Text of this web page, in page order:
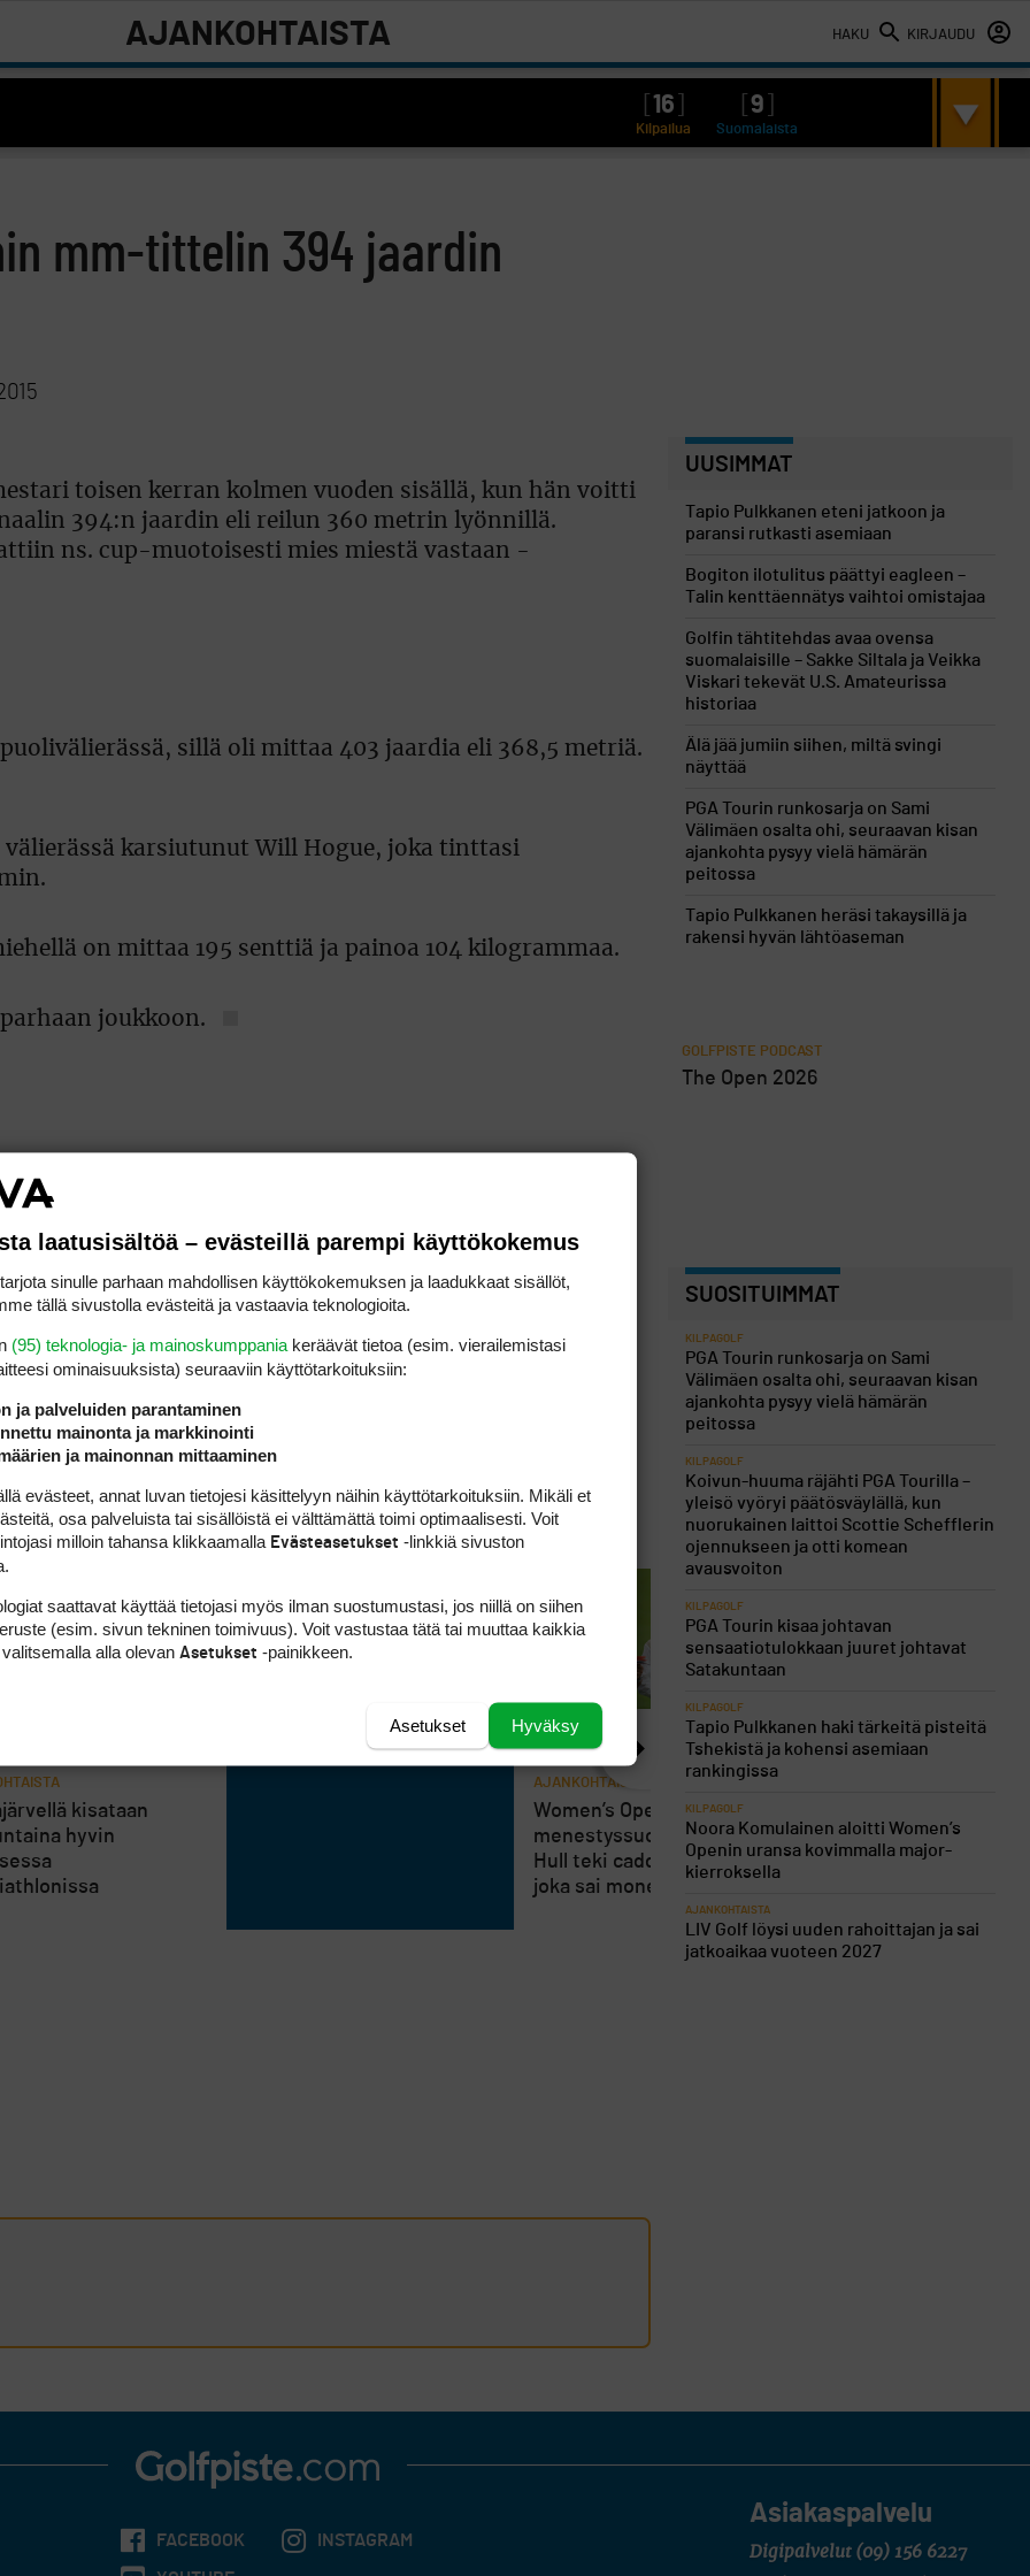
HAKU KIRJAUDU
AJANKOHTAISTA
16 9
Kilpailua Suomalaista
mm-tittelin 394 jaardin
toisen kerran kolmen vuoden sisällä, kun hän voitti
394:n jaardin eli reilun 360 metrin lyönnillä.
ns. cup-muotoisesti mies miestä vastaan -
sillä oli mittaa 403 jaardia eli 368,5 metriä.
karsiutunut Will Hogue, joka tinttasi
on mittaa 195 senttiä ja painoa 104 kilogrammaa.
joukkoon.
kisataan
hyvin
AJANKOHTAISTA
Women’s Openin
menestyssuosikki Charley
Hull teki caddielleen pilan,
joka sai monet suuttumaan
Short Course SM-
kärsivät osallistujien
UUSIMMAT
Tapio Pulkkanen eteni jatkoon ja
paransi rutkasti asemiaan
Bogiton ilotulitus päättyi eagleen –
Talin kenttäennätys vaihtoi omistajaa
Golfin tähtitehdas avaa ovensa
suomalaisille – Sakke Siltala ja Veikka
Viskari tekevät U.S. Amateurissa
historiaa
Älä jää jumiin siihen, miltä svingi
näyttää
PGA Tourin runkosarja on Sami
Välimäen osalta ohi, seuraavan kisan
ajankohta pysyy vielä hämärän
peitossa
Tapio Pulkkanen heräsi takaysillä ja
rakensi hyvän lähtöaseman
GOLFPISTE PODCAST
The Open 2026
SUOSITUIMMAT
KILPAGOLF
PGA Tourin runkosarja on Sami
Välimäen osalta ohi, seuraavan kisan
ajankohta pysyy vielä hämärän
peitossa
KILPAGOLF
Koivun-huuma räjähti PGA Tourilla –
yleisö vyöryi päätösväylällä, kun
nuorukainen laittoi Scottie Schefflerin
ojennukseen ja otti komean
avausvoiton
KILPAGOLF
PGA Tourin kisaa johtavan
sensaatiotulokkaan juuret johtavat
Satakuntaan
KILPAGOLF
Tapio Pulkkanen haki tärkeitä pisteitä
Tshekistä ja kohensi asemiaan
rankingissa
KILPAGOLF
Noora Komulainen aloitti Women’s
Openin uransa kovimmalla major-
kierroksella
AJANKOHTAISTA
LIV Golf löysi uuden rahoittajan ja sai
jatkoaikaa vuoteen 2027
Asiakaspalvelu
Digipalvelut (09) 156 6227
FACEBOOK INSTAGRAM
laatusisältöä – evästeillä parempi käyttökokemus
sinulle parhaan mahdollisen käyttökokemuksen ja laadukkaat sisällöt,
tällä sivustolla evästeitä ja vastaavia teknologioita.
(95) teknologia- ja mainoskumppania keräävät tietoa (esim. vierailemis­tasi
ominaisuuk­sista) seuraaviin käyttötarkoituksiin:
ja palveluiden parantaminen
mainonta ja markkinointi
ja mainonnan mittaaminen
evästeet, annat luvan tietojesi käsittelyyn näihin käyttötarkoituksiin. Mikäli et
osa palveluista tai sisällöistä ei välttämättä toimi optimaalisesti. Voit
milloin tahansa klikkaamalla Evästeasetukset -linkkiä sivuston
saattavat käyttää tietojasi myös ilman suostumustasi, jos niillä on siihen
(esim. sivun tekninen toimivuus). Voit vastustaa tätä tai muuttaa kaikkia
alla olevan Asetukset -painikkeen.
Hyväksy
Asetukset